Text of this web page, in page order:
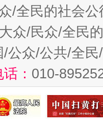
/全民的社会公
众/民众/全民
/公众/公共/全
： 010-